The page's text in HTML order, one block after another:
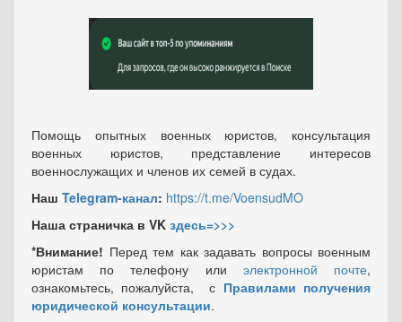
Помощь опытных военных юристов, консультация
военных юристов, представление интересов
военнослужащих и членов их семей в судах.
Наш Telegram-канал: https://t.me/VoensudMO
Наша страничка в VK здесь=>>>
*Внимание! Перед тем как задавать вопросы военным
юристам по телефону или электронной почте,
ознакомьтесь, пожалуйста, с Правилами получения
юридической консультации.